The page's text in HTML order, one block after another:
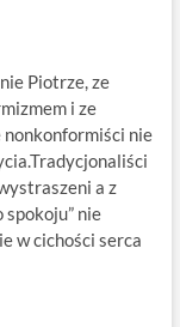
Piotrze, ze
i ze
nonkonformiści nie
a z
nie
w cichości serca